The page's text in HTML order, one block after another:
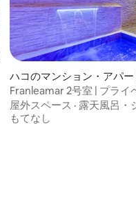
20件、5つ星中5つ星の平均
ハコのマンション・アパー
Franleamar 2号室 | プライ
ー付き
屋外スペース · 露天風呂・
もてなし